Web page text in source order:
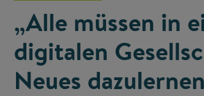
„Alle müssen in
digitalen
Neues